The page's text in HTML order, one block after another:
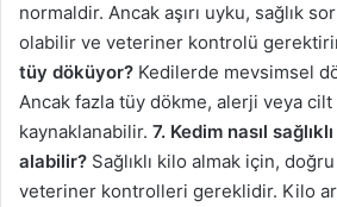
normaldir. Ancak aşırı uyku, sağlık
olabilir ve veteriner kontrolü
tüy döküyor? Kedilerde mevsimsel
Ancak fazla tüy dökme, alerji veya cilt
kaynaklanabilir. 7. Kedim nasıl
alabilir? Sağlıklı kilo almak için,
veteriner kontrolleri gereklidir. Kilo